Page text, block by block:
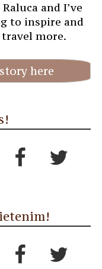
and I’ve
to inspire and
more.
here